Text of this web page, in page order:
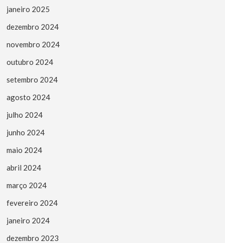
janeiro 2025
dezembro 2024
novembro 2024
outubro 2024
setembro 2024
agosto 2024
julho 2024
junho 2024
maio 2024
abril 2024
março 2024
fevereiro 2024
janeiro 2024
dezembro 2023